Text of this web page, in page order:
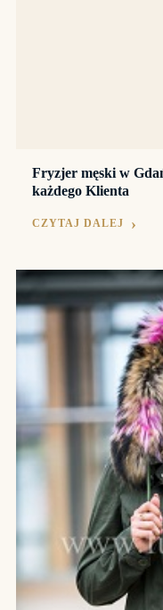
Fryzjer męski w
każdego Klienta
CZYTAJ DALEJ